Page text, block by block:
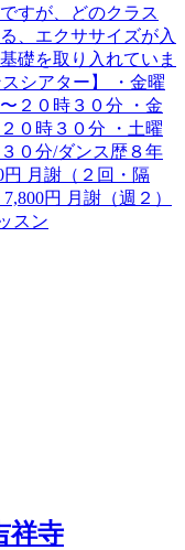
すが、どのクラス
、エクササイズが入
礎を取り入れていま
シアター】 ・金曜
２０時３０分 ・金
０時３０分 ・土曜
０分/ダンス歴８年
円 月謝（２回・隔
円 月謝（週２）
スン
祥寺